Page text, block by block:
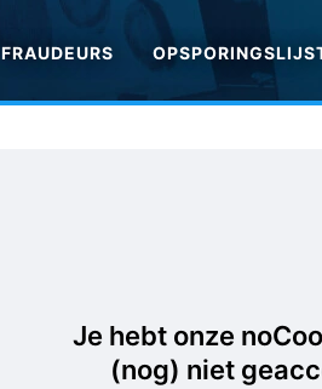
FRAUDEURS
Je hebt onze
(nog) niet